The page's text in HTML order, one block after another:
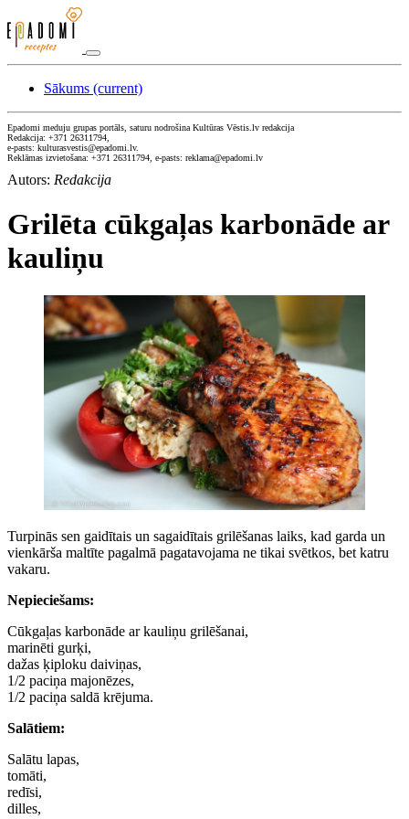
Sākums (current)
Epadomi meduju grupas portāls, saturu nodrošina Kultūras Vēstis.lv redakcija
Redakcija: +371 26311794,
e-pasts: kulturasvestis@epadomi.lv.
Reklāmas izvietošana: +371 26311794, e-pasts: reklama@epadomi.lv
Autors: Redakcija
Grilēta cūkgaļas karbonāde ar
kauliņu
Turpinās sen gaidītais un sagaidītais grilēšanas laiks, kad garda un
vienkārša maltīte pagalmā pagatavojama ne tikai svētkos, bet katru
vakaru.
Nepieciešams:
Cūkgaļas karbonāde ar kauliņu grilēšanai,
marinēti gurķi,
dažas ķiploku daiviņas,
1/2 paciņa majonēzes,
1/2 paciņa saldā krējuma.
Salātiem:
Salātu lapas,
tomāti,
redīsi,
dilles,